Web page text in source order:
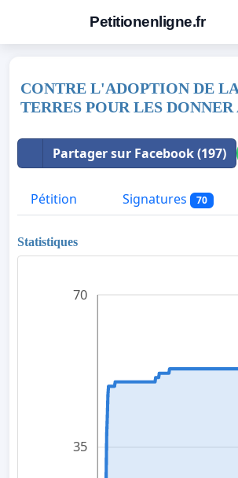
Petitionenligne.fr
CONTRE L'ADOPTION DE
TERRES POUR LES
Partager sur Facebook (197)
Pétition Signatures 70
Statistiques
35
70